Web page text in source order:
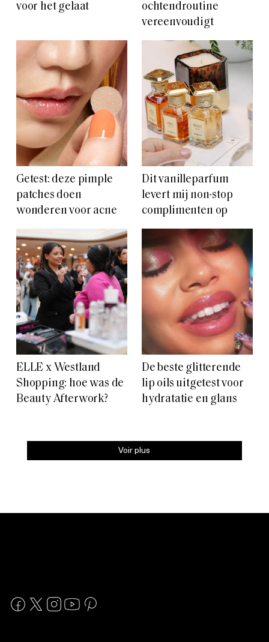
voor het gelaat
ochtendroutine
vereenvoudigt
Getest: deze pimple
patches doen
wonderen voor acne
Dit vanilleparfum
levert mij non-stop
complimenten op
ELLE x Westland
Shopping: hoe was de
Beauty Afterwork?
De beste glitterende
lip oils uitgetest voor
hydratatie en glans
Voir plus